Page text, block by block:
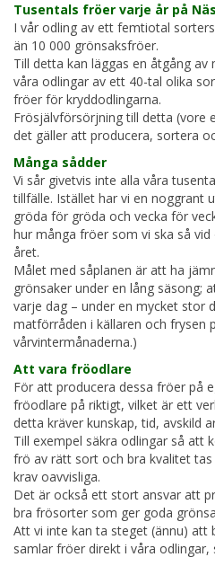
Tusentals fröer varje år på
I vår odling av ett femtiotal
än 10 000 grönsaksfröer.
Till detta kan läggas en åtgång
våra odlingar av ett 40-tal olika
fröer för kryddodlingarna.
Frösjälvförsörjning till detta (vore
det gäller att producera, sortera
Många sådder
Vi sår givetvis inte alla våra
tillfälle. Istället har vi en noggrant
gröda för gröda och vecka för
hur många fröer som vi ska så
året.
Målet med såplanen är att ha
grönsaker under en lång säsong;
varje dag – under en mycket stor
matförråden i källaren och frysen
vårvintermånaderna.)
Att vara fröodlare
För att producera dessa fröer på
fröodlare på riktigt, vilket är ett
detta kräver kunskap, tid, avskild
Till exempel säkra odlingar så att
frö av rätt sort och bra kvalitet
krav oavvisliga.
Det är också ett stort ansvar att
bra frösorter som ger goda
Att vi inte kan ta steget (ännu) att
samlar fröer direkt i våra odlingar,